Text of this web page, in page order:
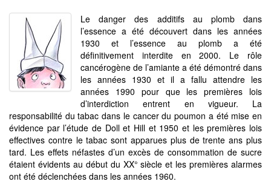
Le danger des additifs au plomb dans
l’essence a été découvert dans les années
1930 et l’essence au plomb a été
définitivement interdite en 2000. Le rôle
cancérogène de l’amiante a été démontré dans
les années 1930 et il a fallu attendre les
années 1990 pour que les premières lois
d’interdiction entrent en vigueur. La
responsabilité du tabac dans le cancer du poumon a été mise en
évidence par l’étude de Doll et Hill et 1950 et les premières lois
effectives contre le tabac sont apparues plus de trente ans plus
tard. Les effets néfastes d’un excès de consommation de sucre
étaient évidents au début du XX° siècle et les premières alarmes
ont été déclenchées dans les années 1960.